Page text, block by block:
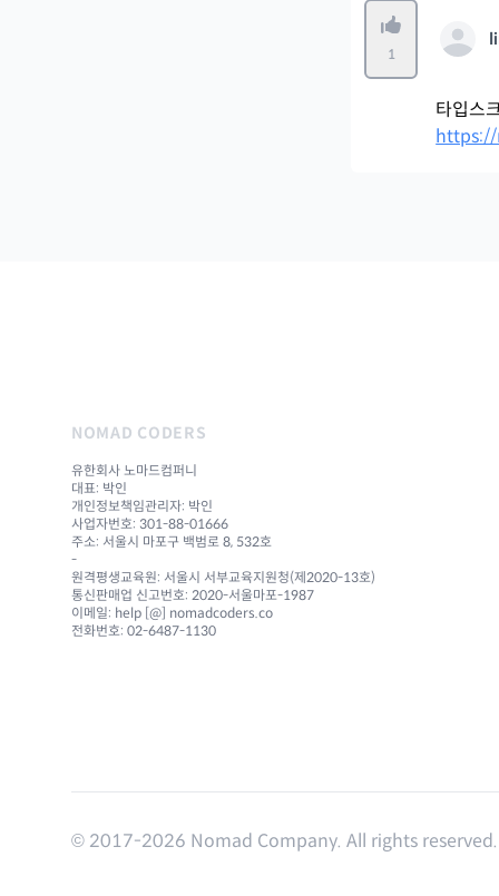
1
타입스
NOMAD CODERS
유한회사 노마드컴퍼니
대표: 박인
개인정보책임관리자: 박인
사업자번호: 301-88-01666
주소: 서울시 마포구 백범로 8, 532호
-
원격평생교육원: 서울시 서부교육지원청(제2020-13호)
통신판매업 신고번호: 2020-서울마포-1987
이메일: help [@] nomadcoders.co
전화번호: 02-6487-1130
© 2017-2026 Nomad Company. All rights reserved.